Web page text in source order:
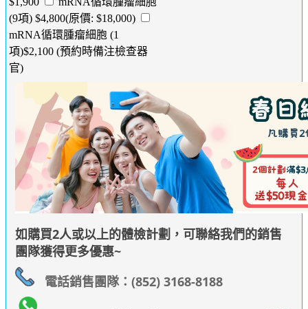
(9項) $4,800(原價: $18,000)
mRNA循環腫瘤細胞 (1
項)$2,100 (預約時備注檢查器
官)
如購買2人或以上的體檢計劃，可聯絡我們的銷售
團隊獲得更多優惠~
電話銷售團隊：(852) 3168-8188